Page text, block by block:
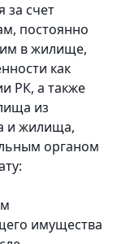
счет
постоянно
в жилище,
как
РК, а также
из
и жилища,
органом
имущества